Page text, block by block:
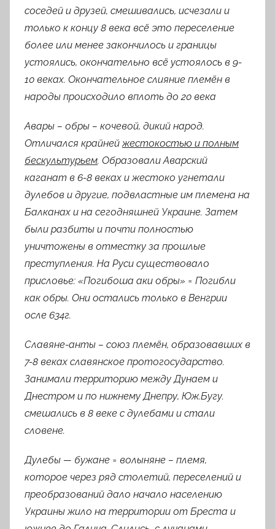
соседей и друзей, смешивались, исчезали и
только к концу 8 века всё это переселение
более или менее закончилось и границы
устоялись, окончательно всё устоялось в 9-
10 веках. Окончательное слияние племён в
народы происходило вплоть до 20 века
Авары – обры – кочевой, дикий народ.
Отличался крайней жестокостью и полным
бескультурьем. Образовали Аварский
каганат в 6-8 веках и жестоко угнетали
дулебов и другие, подвластные им племена на
Балканах и на сегодняшней Украине. Затем
были разбиты и почти полностью
уничтожены в отместку за прошлые
преступления. На Руси существовало
присловье: «Погибоша аки обры» = Погибли
как обры. Они остались только в Венгрии
осле 634г.
Cлавяне-анты – союз племён, образовавших в
7-8 веках славянское протогосударство.
Занимали территорию между Дунаем и
Днестром и по нижнему Днепру, Юж.Бугу.
смешались в 8 веке с дулебами и стали
словене.
Дулебы — бужане = волыняне – племя,
которое через ряд столетий, переселений и
преобразований дало начало населению
Украины жило на территории от Бреста и